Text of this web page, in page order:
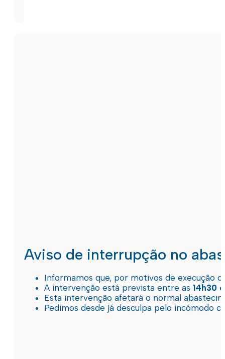
Aviso de interrupção no
Informamos que, por motivos de execução
A intervenção está prevista entre as 14h30
Esta intervenção afetará o normal
Pedimos desde já desculpa pelo incómodo